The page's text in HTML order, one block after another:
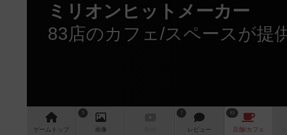
ミリオンヒットメーカー
83店のカフェ/スペースが提
ゲーム トップ
5
画像
7
レビュー
83
店舗/カフェ